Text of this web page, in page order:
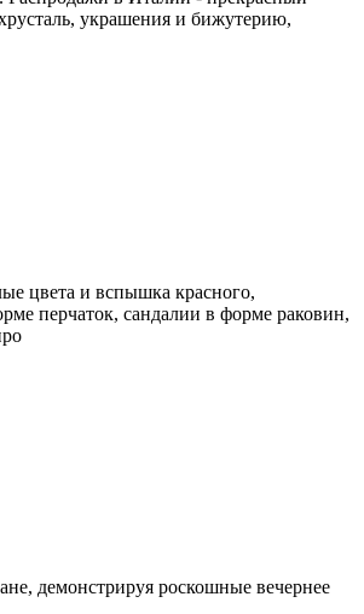
украшения и бижутерию,
цвета и вспышка красного,
перчаток, сандалии в форме раковин,
демонстрируя роскошные вечернее